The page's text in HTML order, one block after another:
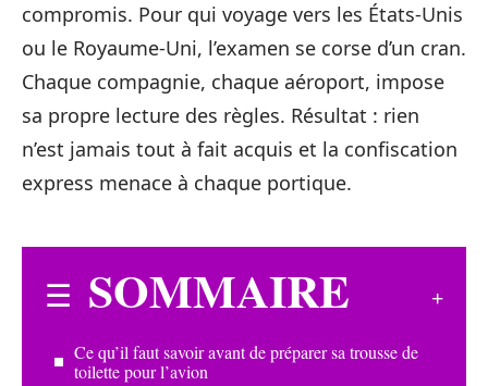
compromis. Pour qui voyage vers les États-Unis
ou le Royaume-Uni, l’examen se corse d’un cran.
Chaque compagnie, chaque aéroport, impose
sa propre lecture des règles. Résultat : rien
n’est jamais tout à fait acquis et la confiscation
express menace à chaque portique.
SOMMAIRE
Ce qu’il faut savoir avant de préparer sa trousse de
toilette pour l’avion